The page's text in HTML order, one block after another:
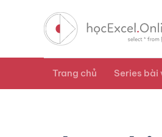
Trang chủ Series bài